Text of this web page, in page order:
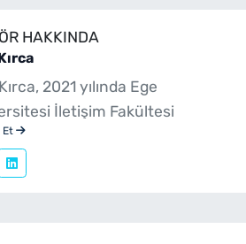
HAKKINDA
2021 yılında Ege
İletişim Fakültesi
Bölümü'nden mezun
Gazetecilik kariyerini
Et